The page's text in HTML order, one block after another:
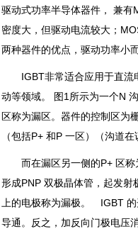
驱动式功率半导体器件， 兼
密度大，但驱动电流较大；
两种器件的优点，驱动功率小
IGBT非常适合应用于直
动等领域。 图1所示为一个N
区称为漏区。器件的控制区为
（包括P+ 和P 一区）（沟道
而在漏区另一侧的P+ 区
形成PNP 双极晶体管，起发
上的电极称为漏极。 IGBT
导通。反之，加反向门极电压